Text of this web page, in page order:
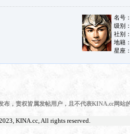
布，责权皆属发帖用户，且不代表KINA.cc网站
KINA.cc, All rights reserved.